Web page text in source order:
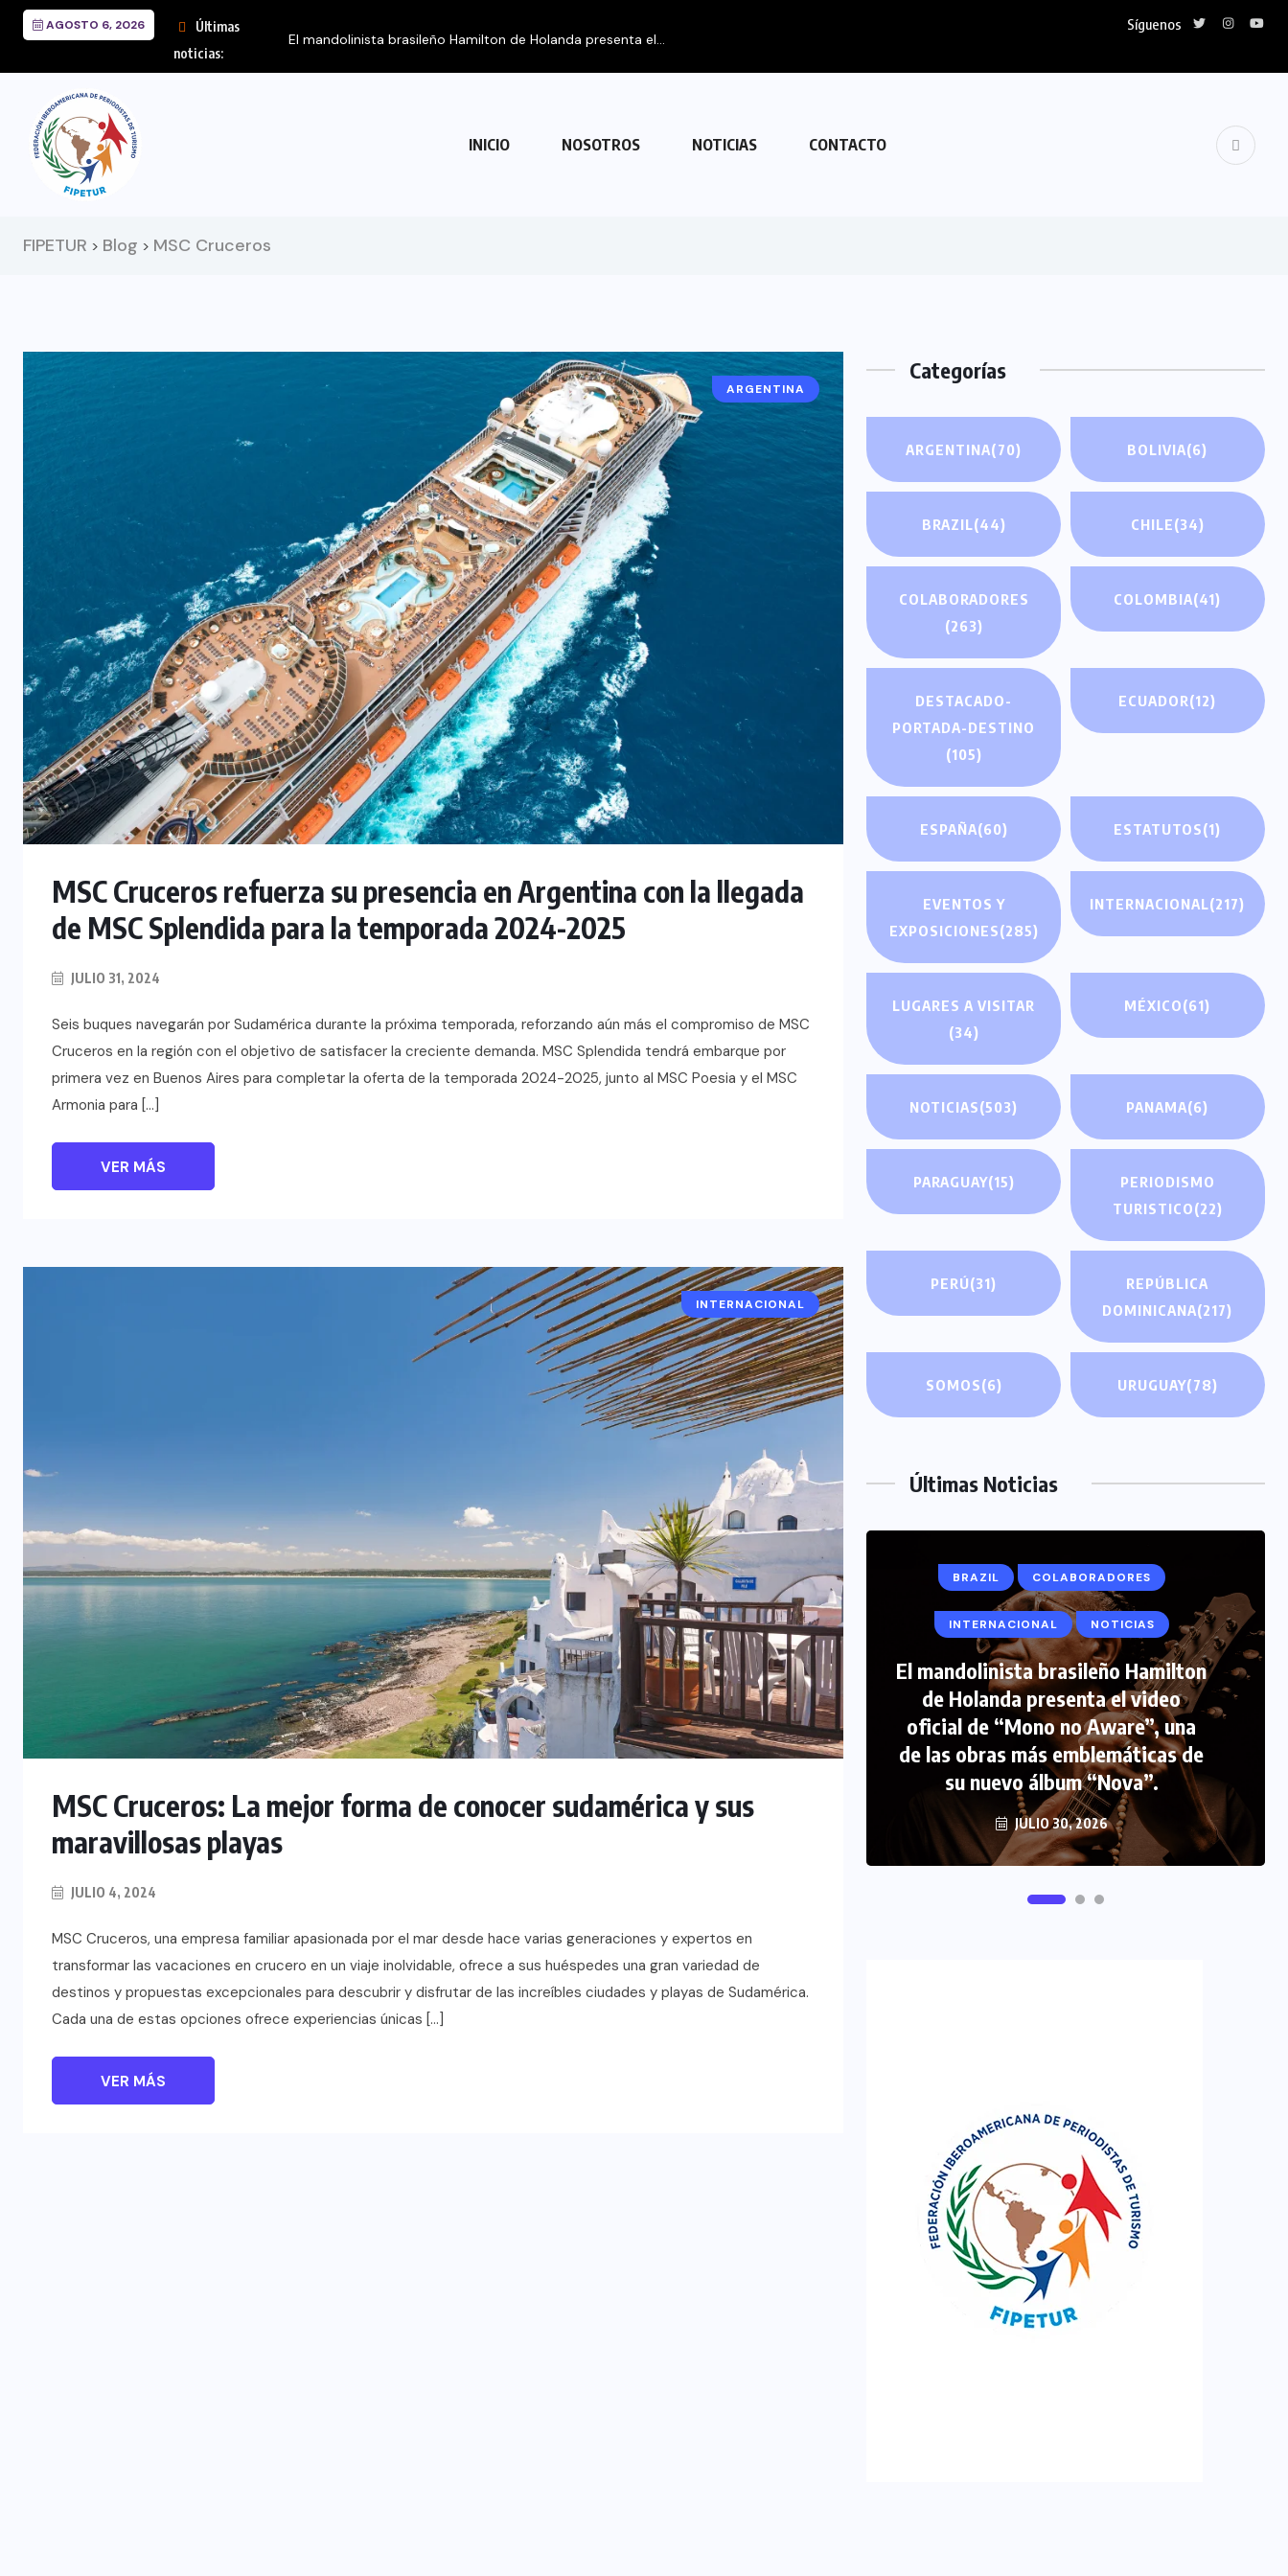
AGOSTO 6, 2026
Últimas
noticias:
El mandolinista brasileño Hamilton de Holanda presenta el...
Síguenos
INICIO NOSOTROS NOTICIAS CONTACTO
FIPETUR > Blog > MSC Cruceros
ARGENTINA
MSC Cruceros refuerza su presencia en Argentina con la llegada
de MSC Splendida para la temporada 2024-2025
JULIO 31, 2024
Seis buques navegarán por Sudamérica durante la próxima temporada, reforzando aún más el compromiso de MSC
Cruceros en la región con el objetivo de satisfacer la creciente demanda. MSC Splendida tendrá embarque por
primera vez en Buenos Aires para completar la oferta de la temporada 2024-2025, junto al MSC Poesia y el MSC
Armonia para […]
VER MÁS
INTERNACIONAL
MSC Cruceros: La mejor forma de conocer sudamérica y sus
maravillosas playas
JULIO 4, 2024
MSC Cruceros, una empresa familiar apasionada por el mar desde hace varias generaciones y expertos en
transformar las vacaciones en crucero en un viaje inolvidable, ofrece a sus huéspedes una gran variedad de
destinos y propuestas excepcionales para descubrir y disfrutar de las increíbles ciudades y playas de Sudamérica.
Cada una de estas opciones ofrece experiencias únicas […]
VER MÁS
Categorías
ARGENTINA(70) BOLIVIA(6)
BRAZIL(44) CHILE(34)
COLABORADORES
(263)
COLOMBIA(41)
DESTACADO-
PORTADA-DESTINO
(105)
ECUADOR(12)
ESPAÑA(60) ESTATUTOS(1)
EVENTOS Y
EXPOSICIONES(285)
INTERNACIONAL(217)
LUGARES A VISITAR
(34)
MÉXICO(61)
NOTICIAS(503) PANAMA(6)
PARAGUAY(15)
PERIODISMO
TURISTICO(22)
PERÚ(31)
REPÚBLICA
DOMINICANA(217)
SOMOS(6) URUGUAY(78)
Últimas Noticias
COLABORADORES
EL FIN DEL MILAGRO BOHEMIO:
TULUM EN BANCARROTA
TURÍSTICA POR ABUSOS Y FALTA
JUNIO 24, 2026
BRAZIL COLABORADORES
INTERNACIONAL NOTICIAS
El mandolinista brasileño Hamilton
de Holanda presenta el video
oficial de “Mono no Aware”, una
de las obras más emblemáticas de
su nuevo álbum “Nova”.
JULIO 30, 2026
COLABORADORES INTERNACIONAL
NOTICIAS PERIODISMO TURISTICO
FIPETUR se solidariza con
Venezuela
JUNIO 29, 2026